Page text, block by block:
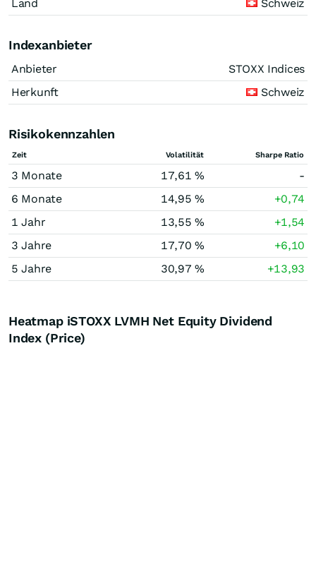
Land Schweiz
Indexanbieter
Anbieter
STOXX Indices
Herkunft
Schweiz
Risikokennzahlen
Zeit Volatilität Sharpe Ratio
3 Monate 17,61 %
-
6 Monate
14,95 %
+0,74
1 Jahr
13,55 %
+1,54
3 Jahre
17,70 %
+6,10
5 Jahre
30,97 % +13,93
Heatmap iSTOXX LVMH Net Equity Dividend
Index (Price)